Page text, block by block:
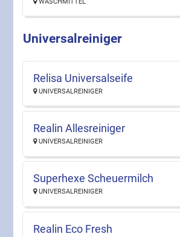
Universalreiniger
Relisa Universalseife
UNIVERSALREINIGER
Realin Allesreiniger
UNIVERSALREINIGER
Superhexe Scheuermilch
UNIVERSALREINIGER
Realin Eco Fresh